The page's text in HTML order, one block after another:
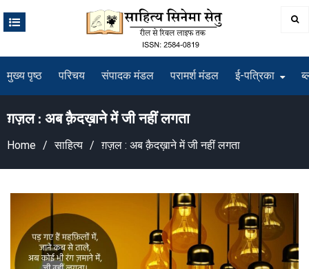
मुख्य पृष्ठ परिचय संपादक मंडल परामर्श मंडल ई-पत्रिका
ग़ज़ल : अब क़ैदख़ाने में जी नहीं लगता
Home साहित्य ग़ज़ल : अब क़ैदख़ाने में जी नहीं लगता